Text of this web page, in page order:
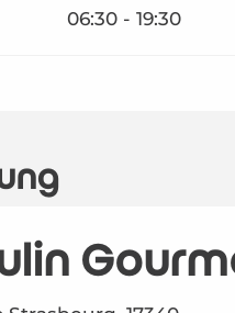
06:30 - 19:30